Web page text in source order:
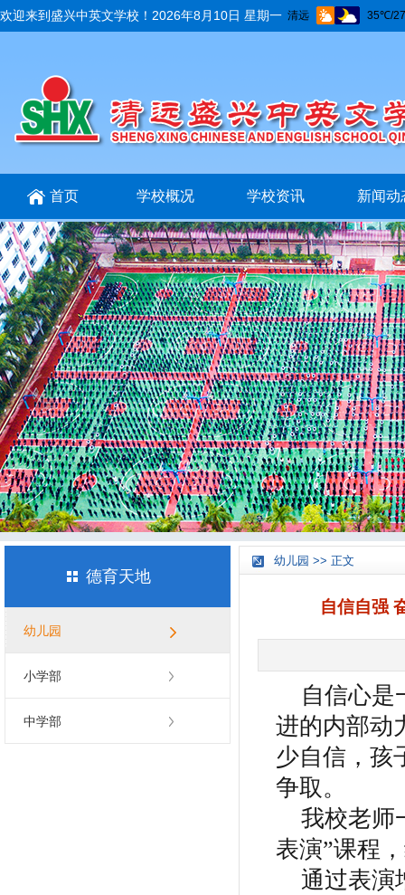
欢迎来到盛兴中英文学校！ 2026年8月10日 星期一
首页 学校概况 学校资讯 新闻动
招生招聘 互动交流 在线报名
德育天地
幼儿园
小学部
中学部
幼儿园 >> 正文
自信自强
自信心是
进的内部动
少自信，孩
争取。
我校老师
表演”课程
通过表演